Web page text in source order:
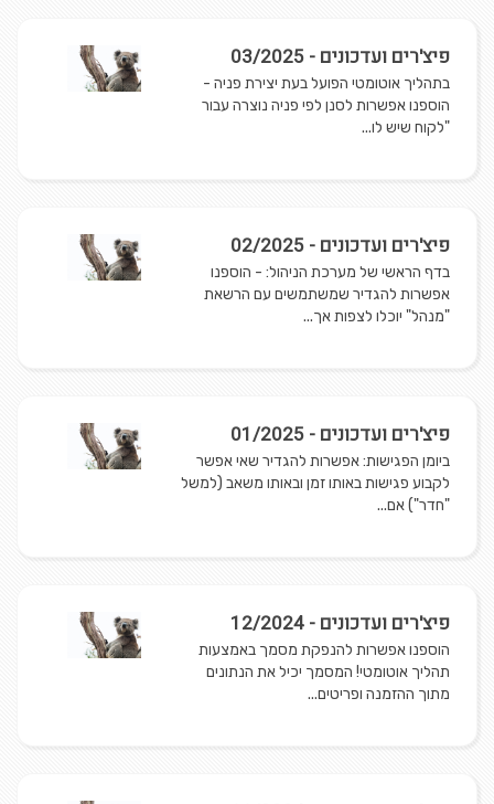
פיצ'רים ועדכונים - 03/2025
בתהליך אוטומטי הפועל בעת יצירת פניה -
הוספנו אפשרות לסנן לפי פניה נוצרה עבור
"לקוח שיש לו...
פיצ'רים ועדכונים - 02/2025
בדף הראשי של מערכת הניהול: - הוספנו
אפשרות להגדיר שמשתמשים עם הרשאת
"מנהל" יוכלו לצפות אך...
פיצ'רים ועדכונים - 01/2025
ביומן הפגישות: אפשרות להגדיר שאי אפשר
לקבוע פגישות באותו זמן ובאותו משאב (למשל
"חדר") אם...
פיצ'רים ועדכונים - 12/2024
הוספנו אפשרות להנפקת מסמך באמצעות
תהליך אוטומטי! המסמך יכיל את הנתונים
מתוך ההזמנה ופריטים...